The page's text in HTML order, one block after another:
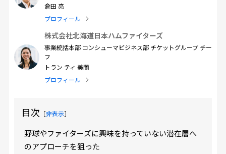
倉田 亮
プロフィール
株式会社北海道日本ハムファイターズ
事業統括本部 コンシューマビジネス部 チケットグループ チー
フ
トラン ティ 美蘭
プロフィール
目次 ［非表示］
野球やファイターズに興味を持っていない潜在層へ
のアプローチを狙った